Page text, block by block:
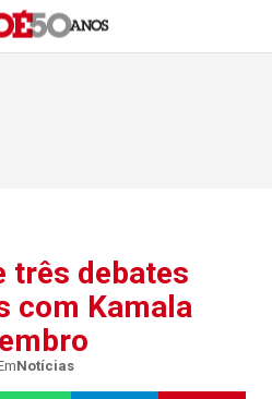
três debates
com Kamala
Notícias